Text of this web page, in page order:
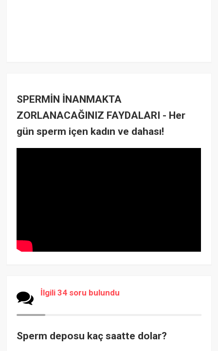
SPERMİN İNANMAKTA
ZORLANACAĞINIZ FAYDALARI - Her
gün sperm içen kadın ve dahası!
İlgili 34 soru bulundu
Sperm deposu kaç saatte dolar?